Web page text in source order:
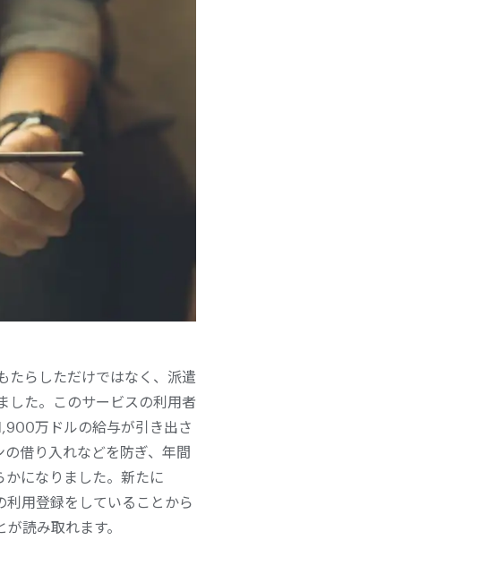
たらしただけではなく、派遣
した。このサービスの利用者
万ドルの給与が引き出さ
借り入れなどを防ぎ、年間
になりました。新たに
用登録をしていることから
読み取れます。